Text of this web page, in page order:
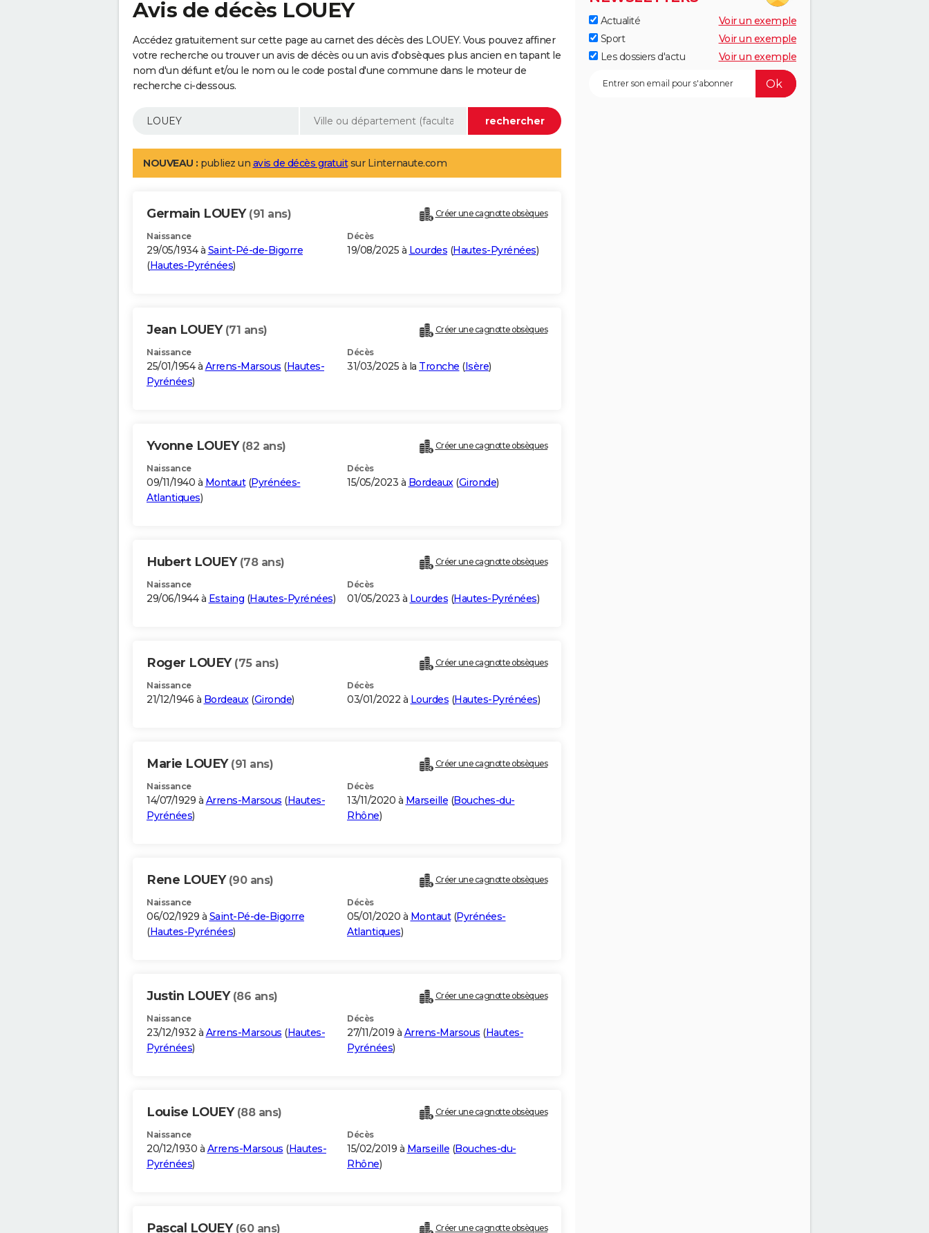
Avis de décès LOUEY
Accédez gratuitement sur cette page au carnet des décès des LOUEY. Vous pouvez affiner
votre recherche ou trouver un avis de décès ou un avis d'obsèques plus ancien en tapant le
nom d'un défunt et/ou le nom ou le code postal d'une commune dans le moteur de
recherche ci-dessous.
NOUVEAU : publiez un avis de décès gratuitsur Linternaute.com
Germain LOUEY (91 ans) Créer une cagnotte obsèques
Naissance
29/05/1934 à Saint-Pé-de-Bigorre
(Hautes-Pyrénées)
Décès
19/08/2025 à Lourdes (Hautes-Pyrénées)
Jean LOUEY (71 ans) Créer une cagnotte obsèques
Naissance
25/01/1954 à Arrens-Marsous (Hautes-
Pyrénées)
Décès
31/03/2025 à la Tronche (Isère)
Yvonne LOUEY (82 ans) Créer une cagnotte obsèques
Naissance
09/11/1940 à Montaut(Pyrénées-
Atlantiques)
Décès
15/05/2023 à Bordeaux(Gironde)
Hubert LOUEY (78 ans) Créer une cagnotte obsèques
Naissance
29/06/1944 à Estaing (Hautes-Pyrénées)
Décès
01/05/2023 à Lourdes (Hautes-Pyrénées)
Roger LOUEY (75 ans) Créer une cagnotte obsèques
Naissance
21/12/1946 à Bordeaux(Gironde)
Décès
03/01/2022 à Lourdes (Hautes-Pyrénées)
Marie LOUEY (91 ans) Créer une cagnotte obsèques
Naissance
14/07/1929 à Arrens-Marsous (Hautes-
Pyrénées)
Décès
13/11/2020 à Marseille (Bouches-du-
Rhône)
Rene LOUEY (90 ans) Créer une cagnotte obsèques
Naissance
06/02/1929 à Saint-Pé-de-Bigorre
(Hautes-Pyrénées)
Décès
05/01/2020 à Montaut(Pyrénées-
Atlantiques)
Justin LOUEY (86 ans) Créer une cagnotte obsèques
Naissance
23/12/1932 à Arrens-Marsous (Hautes-
Pyrénées)
Décès
27/11/2019 à Arrens-Marsous (Hautes-
Pyrénées)
Louise LOUEY (88 ans) Créer une cagnotte obsèques
Naissance
20/12/1930 à Arrens-Marsous (Hautes-
Pyrénées)
Décès
15/02/2019 à Marseille (Bouches-du-
Rhône)
Pascal LOUEY (60 ans) Créer une cagnotte obsèques
Actualité
Voir un exemple
Sport
Voir un exemple
Les dossiers d'actu
Voir un exemple